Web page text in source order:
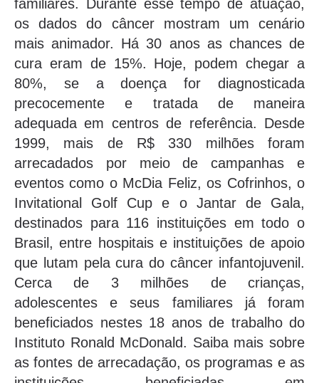
familiares. Durante esse tempo de atuação,
os dados do câncer mostram um cenário
mais animador. Há 30 anos as chances de
cura eram de 15%. Hoje, podem chegar a
80%, se a doença for diagnosticada
precocemente e tratada de maneira
adequada em centros de referência. Desde
1999, mais de R$ 330 milhões foram
arrecadados por meio de campanhas e
eventos como o McDia Feliz, os Cofrinhos, o
Invitational Golf Cup e o Jantar de Gala,
destinados para 116 instituições em todo o
Brasil, entre hospitais e instituições de apoio
que lutam pela cura do câncer infantojuvenil.
Cerca de 3 milhões de crianças,
adolescentes e seus familiares já foram
beneficiados nestes 18 anos de trabalho do
Instituto Ronald McDonald. Saiba mais sobre
as fontes de arrecadação, os programas e as